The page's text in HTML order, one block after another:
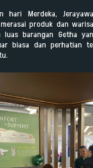
hari Merdeka,
produk dan
luas barangan Getha
biasa dan perhatian